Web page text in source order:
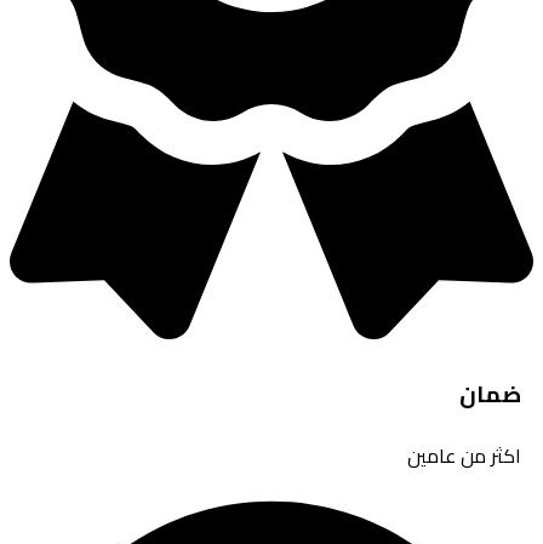
ضمان
اكثر من عامين